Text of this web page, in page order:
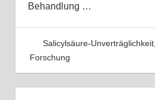
Behandlung …
Salicylsäure-Unverträglichkeit
Forschung